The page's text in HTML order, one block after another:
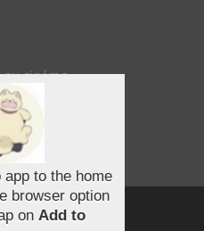
au cinéma
(TV, vidéo, web)
Facebook
app to the home
browser option
on Add to